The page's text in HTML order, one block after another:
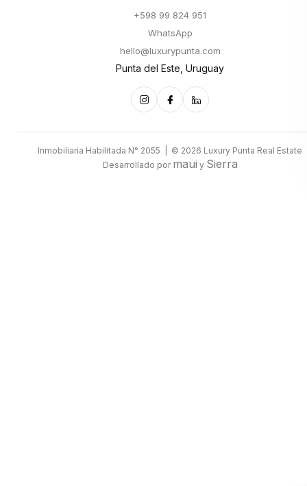
+598 99 824 951
WhatsApp
hello@luxurypunta.com
Punta del Este, Uruguay
Inmobiliaria Habilitada N° 2055 | © 2026 Luxury Punta Real Estate
Desarrollado por maui y Sierra